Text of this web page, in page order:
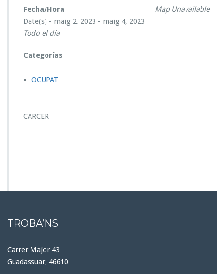
D
I
Map Unavailable
Fecha/Hora
Date(s) - maig 2, 2023 - maig 4, 2023
Todo el día
Categorías
OCUPAT
CARCER
TROBA’NS
Carrer Major 43
Guadassuar, 46610